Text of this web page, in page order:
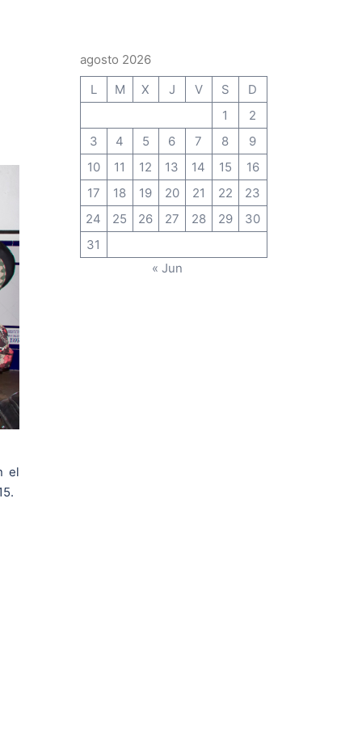
el
agosto 2026
L
M X J V S
D
1
2
3
4 5 6 7 8
9
10
11 12 13 14 15
16
17
18 19 20 21 22
23
24
25 26 27 28 29
30
31
« Jun